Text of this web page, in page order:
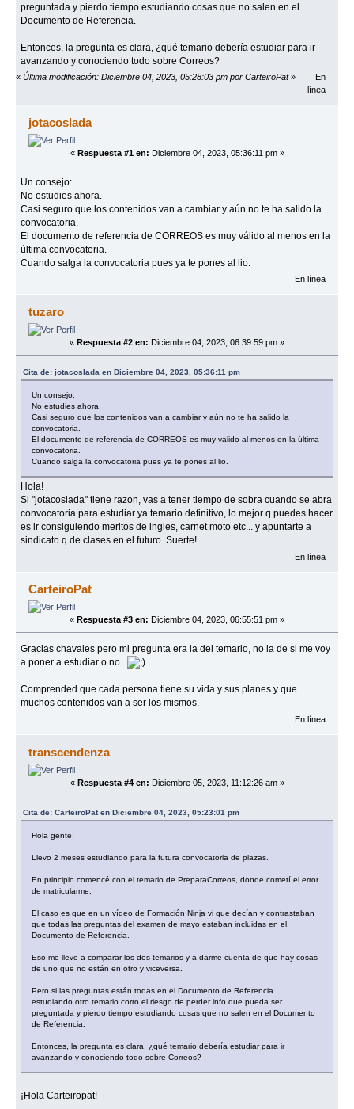
preguntada y pierdo tiempo estudiando cosas que no salen en el
Documento de Referencia.
Entonces, la pregunta es clara, ¿qué temario debería estudiar para ir
avanzando y conociendo todo sobre Correos?
« Última modificación: Diciembre 04, 2023, 05:28:03 pm por CarteiroPat»
En
línea
jotacoslada
« Respuesta #1 en: Diciembre 04, 2023, 05:36:11 pm »
Un consejo:
No estudies ahora.
Casi seguro que los contenidos van a cambiar y aún no te ha salido la
convocatoria.
El documento de referencia de CORREOS es muy válido al menos en la
última convocatoria.
Cuando salga la convocatoria pues ya te pones al lio.
En línea
tuzaro
« Respuesta #2 en: Diciembre 04, 2023, 06:39:59 pm »
Cita de: jotacoslada en Diciembre 04, 2023, 05:36:11 pm
Un consejo:
No estudies ahora.
Casi seguro que los contenidos van a cambiar y aún no te ha salido la
convocatoria.
El documento de referencia de CORREOS es muy válido al menos en la última
convocatoria.
Cuando salga la convocatoria pues ya te pones al lio.
Hola!
Si "jotacoslada" tiene razon, vas a tener tiempo de sobra cuando se abra
convocatoria para estudiar ya temario definitivo, lo mejor q puedes hacer
es ir consiguiendo meritos de ingles, carnet moto etc... y apuntarte a
sindicato q de clases en el futuro. Suerte!
En línea
CarteiroPat
« Respuesta #3 en: Diciembre 04, 2023, 06:55:51 pm »
Gracias chavales pero mi pregunta era la del temario, no la de si me voy
a poner a estudiar o no.
Comprended que cada persona tiene su vida y sus planes y que
muchos contenidos van a ser los mismos.
En línea
transcendenza
« Respuesta #4 en: Diciembre 05, 2023, 11:12:26 am »
Cita de: CarteiroPat en Diciembre 04, 2023, 05:23:01 pm
Hola gente,
Llevo 2 meses estudiando para la futura convocatoria de plazas.
En principio comencé con el temario de PreparaCorreos, donde cometí el error
de matricularme.
El caso es que en un vídeo de Formación Ninja vi que decían y contrastaban
que todas las preguntas del examen de mayo estaban incluidas en el
Documento de Referencia.
Eso me llevo a comparar los dos temarios y a darme cuenta de que hay cosas
de uno que no están en otro y viceversa.
Pero si las preguntas están todas en el Documento de Referencia...
estudiando otro temario corro el riesgo de perder info que pueda ser
preguntada y pierdo tiempo estudiando cosas que no salen en el Documento
de Referencia.
Entonces, la pregunta es clara, ¿qué temario debería estudiar para ir
avanzando y conociendo todo sobre Correos?
¡Hola Carteiropat!